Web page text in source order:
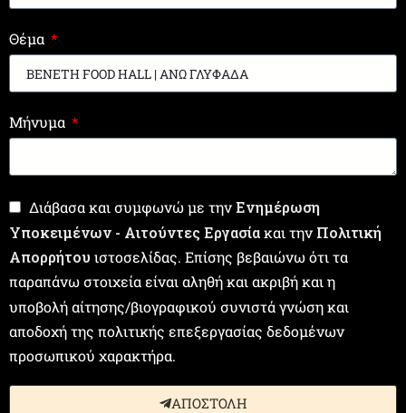
Θέμα
Μήνυμα
Διάβασα και συμφωνώ με τηνΕνημέρωση
Υποκειμένων - Αιτούντες Εργασίακαι τηνΠολιτική
Απορρήτου ιστοσελίδας. Επίσης βεβαιώνω ότι τα
παραπάνω στοιχεία είναι αληθή και ακριβή και η
υποβολή αίτησης/βιογραφικού συνιστά γνώση και
αποδοχή της πολιτικής επεξεργασίας δεδομένων
προσωπικού χαρακτήρα.
ΑΠΟΣΤΟΛΗ